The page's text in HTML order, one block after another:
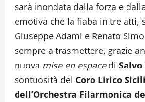
sarà inondata dalla forza e
emotiva che la fiaba in tre atti,
Giuseppe Adami e Renato
sempre a trasmettere, grazie
nuova mise en espacedi Salvo
sontuosità del Coro Lirico
dell’Orchestra Filarmonica